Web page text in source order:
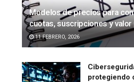
Modelos de precios para
cuotas, suscripciones y
11 FEBRERO, 2026
protegiendo